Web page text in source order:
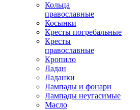
Кольца
православные
Косынки
Кресты погребальные
Кресты
православные
Кропило
Ладан
Ладанки
Лампады и фонари
Лампады неугасимые
Масло